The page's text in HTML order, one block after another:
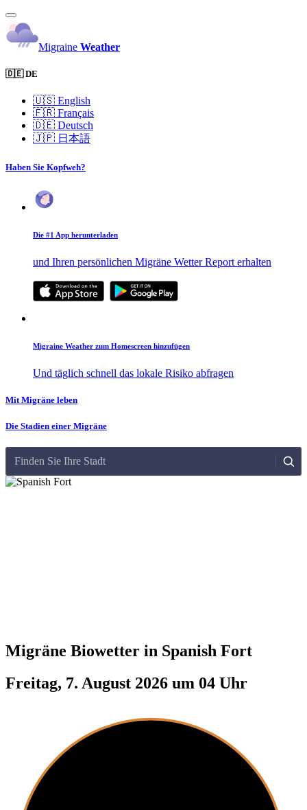
Migraine Weather
🇩🇪 DE
🇺🇸 English
🇫🇷 Français
🇩🇪 Deutsch
🇯🇵 日本語
Haben Sie Kopfweh?
Die #1 App herunterladen
und Ihren persönlichen Migräne Wetter Report erhalten
Migraine Weather zum Homescreen hinzufügen
Und täglich schnell das lokale Risiko abfragen
Mit Migräne leben
Die Stadien einer Migräne
Finden Sie Ihre Stadt
Migräne Biowetter in Spanish Fort
Freitag, 7. August 2026 um 04 Uhr